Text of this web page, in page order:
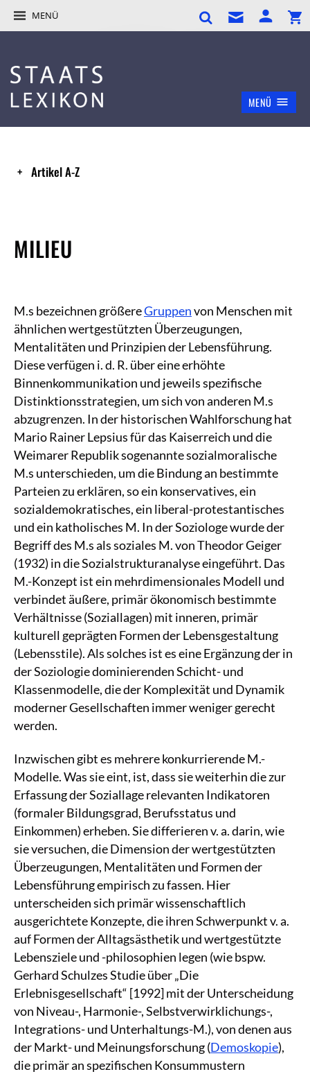
MENÜ
MENÜ
Artikel A-Z
MILIEU
M.s bezeichnen größereGruppenvon Menschen mit
ähnlichen wertgestützten Überzeugungen,
Mentalitäten und Prinzipien der Lebensführung.
Diese verfügen i. d. R. über eine erhöhte
Binnenkommunikation und jeweils spezifische
Distinktionsstrategien, um sich von anderen M.s
abzugrenzen. In der historischen Wahlforschung hat
Mario Rainer Lepsius für das Kaiserreich und die
Weimarer Republik sogenannte sozialmoralische
M.s unterschieden, um die Bindung an bestimmte
Parteien zu erklären, so ein konservatives, ein
sozialdemokratisches, ein liberal-protestantisches
und ein katholisches M. In der Soziologe wurde der
Begriff des M.s als soziales M. von Theodor Geiger
(1932) in die Sozialstrukturanalyse eingeführt. Das
M.-Konzept ist ein mehrdimensionales Modell und
verbindet äußere, primär ökonomisch bestimmte
Verhältnisse (Soziallagen) mit inneren, primär
kulturell geprägten Formen der Lebensgestaltung
(Lebensstile). Als solches ist es eine Ergänzung der in
der Soziologie dominierenden Schicht- und
Klassenmodelle, die der Komplexität und Dynamik
moderner Gesellschaften immer weniger gerecht
werden.
Inzwischen gibt es mehrere konkurrierende M.-
Modelle. Was sie eint, ist, dass sie weiterhin die zur
Erfassung der Soziallage relevanten Indikatoren
(formaler Bildungsgrad, Berufsstatus und
Einkommen) erheben. Sie differieren v. a. darin, wie
sie versuchen, die Dimension der wertgestützten
Überzeugungen, Mentalitäten und Formen der
Lebensführung empirisch zu fassen. Hier
unterscheiden sich primär wissenschaftlich
ausgerichtete Konzepte, die ihren Schwerpunkt v. a.
auf Formen der Alltagsästhetik und wertgestützte
Lebensziele und -philosophien legen (wie bspw.
Gerhard Schulzes Studie über „Die
Erlebnisgesellschaft“ [1992] mit der Unterscheidung
von Niveau-, Harmonie-, Selbstverwirklichungs-,
Integrations- und Unterhaltungs-M.), von denen aus
der Markt- und Meinungsforschung (Demoskopie),
die primär an spezifischen Konsummustern